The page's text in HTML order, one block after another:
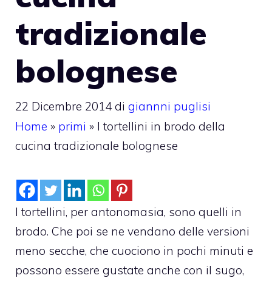
tradizionale
bolognese
22 Dicembre 2014 di giannni puglisi
Home » primi » I tortellini in brodo della
cucina tradizionale bolognese
I tortellini, per antonomasia, sono quelli in
brodo. Che poi se ne vendano delle versioni
meno secche, che cuociono in pochi minuti e
possono essere gustate anche con il sugo,